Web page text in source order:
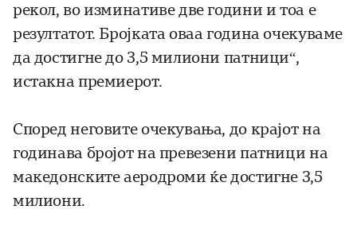
рекол, во изминативе две години и тоа е
резултатот. Бројката оваа година очекуваме
да достигне до 3,5 милиони патници“,
истакна премиерот.
Според неговите очекувања, до крајот на
годинава бројот на превезени патници на
македонските аеродроми ќе достигне 3,5
милиони.